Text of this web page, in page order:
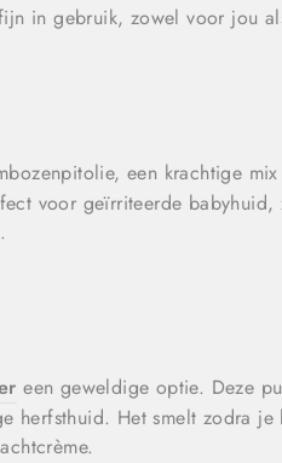
in gebruik, zowel voor jou
een krachtige
voor geïrriteerde babyhuid,
een geweldige optie. Deze
Het smelt zodra je